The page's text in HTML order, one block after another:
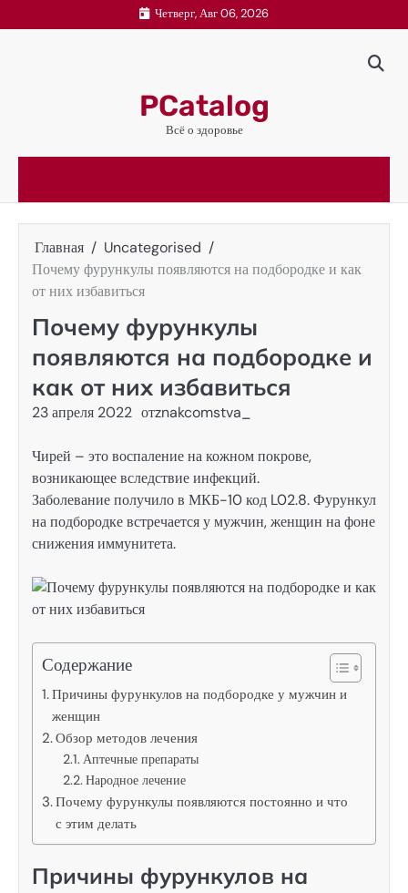
к
Четверг, Авг 06, 2026
PCatalog
Всё о здоровье
Главная
Uncategorised
Почему фурункулы появляются на подбородке и как
от них избавиться
Почему фурункулы
появляются на подбородке и
как от них избавиться
23 апреля 2022 отznakcomstva_
Чирей – это воспаление на кожном покрове,
возникающее вследствие инфекций.
Заболевание получило в МКБ-10 код L02.8. Фурункул
на подбородке встречается у мужчин, женщин на фоне
снижения иммунитета.
Содержание
Причины фурункулов на подбородке у мужчин и
женщин
Обзор методов лечения
Аптечные препараты
Народное лечение
Почему фурункулы появляются постоянно и что
с этим делать
Причины фурункулов на